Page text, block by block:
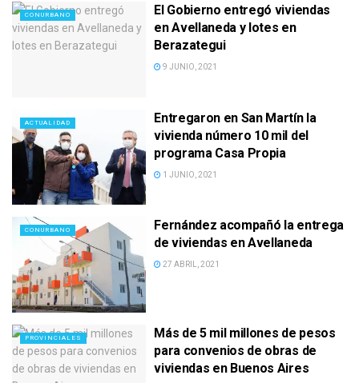
CONURBANO
El Gobierno entregó viviendas
en Avellaneda y lotes en
Berazategui
9 JUNIO, 2021
ACTUALIDAD
Entregaron en San Martín la
vivienda número 10 mil del
programa Casa Propia
1 JUNIO, 2021
CONURBANO
Fernández acompañó la entrega
de viviendas en Avellaneda
27 ABRIL, 2021
PROVINCIALES
Más de 5 mil millones de pesos
para convenios de obras de
viviendas en Buenos Aires